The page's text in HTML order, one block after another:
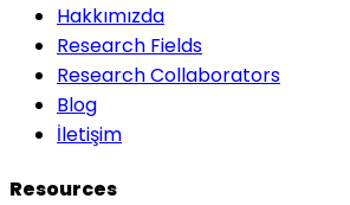
Hakkımızda
Research Fields
Research Collaborators
Blog
İletişim
Resources